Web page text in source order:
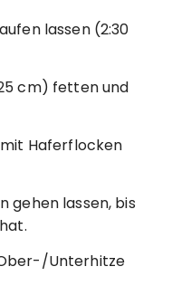
lassen (2:30
cm) fetten und
Haferflocken
gehen lassen, bis
Unterhitze